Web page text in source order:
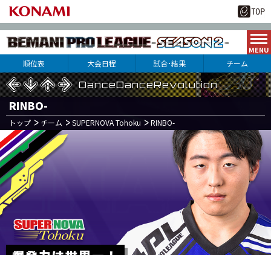
順位表 大会日程 試合･結果
DanceDanceRevolution
7月1日(土)
チーム
DanceDanceRevolution
DanceDanceRevolution
RINBO-
トップ チーム SUPERNOVA Tohoku RINBO-